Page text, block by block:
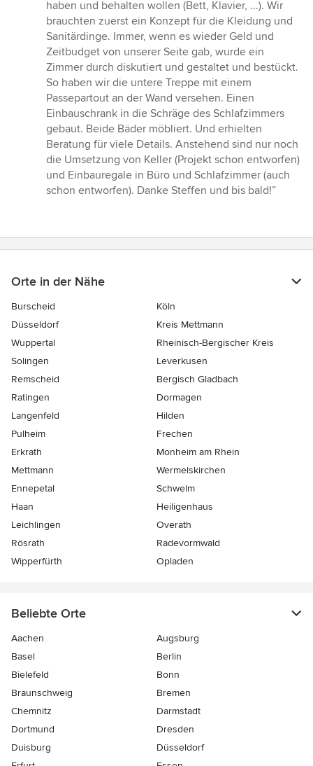
haben und behalten wollen (Bett, Klavier, ...). Wir
brauchten zuerst ein Konzept für die Kleidung und
Sanitärdinge. Immer, wenn es wieder Geld und
Zeitbudget von unserer Seite gab, wurde ein
Zimmer durch diskutiert und gestaltet und bestückt.
So haben wir die untere Treppe mit einem
Passepartout an der Wand versehen. Einen
Einbauschrank in die Schräge des Schlafzimmers
gebaut. Beide Bäder möbliert. Und erhielten
Beratung für viele Details. Anstehend sind nur noch
die Umsetzung von Keller (Projekt schon entworfen)
und Einbauregale in Büro und Schlafzimmer (auch
schon entworfen). Danke Steffen und bis bald!”
Orte in der Nähe
Burscheid
Köln
Düsseldorf
Kreis Mettmann
Wuppertal
Rheinisch-Bergischer Kreis
Solingen
Leverkusen
Remscheid
Bergisch Gladbach
Ratingen
Dormagen
Langenfeld
Hilden
Pulheim
Frechen
Erkrath
Monheim am Rhein
Mettmann
Wermelskirchen
Ennepetal
Schwelm
Haan
Heiligenhaus
Leichlingen
Overath
Rösrath
Radevormwald
Wipperfürth
Opladen
Beliebte Orte
Aachen
Augsburg
Basel
Berlin
Bielefeld
Bonn
Braunschweig
Bremen
Chemnitz
Darmstadt
Dortmund
Dresden
Duisburg
Düsseldorf